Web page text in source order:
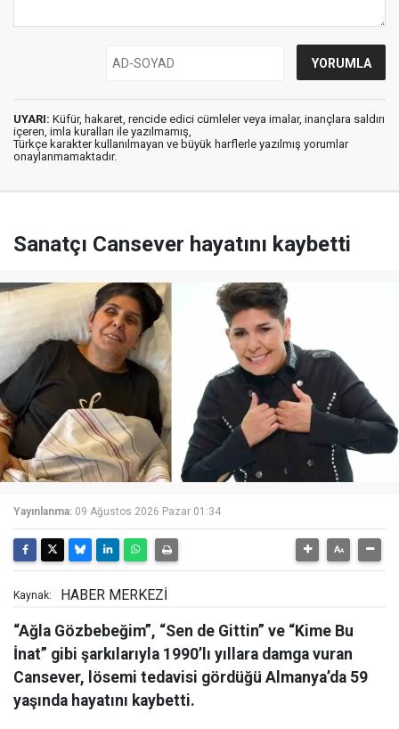
UYARI: Küfür, hakaret, rencide edici cümleler veya imalar, inançlara saldırı
içeren, imla kuralları ile yazılmamış,
Türkçe karakter kullanılmayan ve büyük harflerle yazılmış yorumlar
onaylanmamaktadır.
Sanatçı Cansever hayatını kaybetti
Yayınlanma: 09 Ağustos 2026 Pazar 01:34
Kaynak: HABER MERKEZİ
“Ağla Gözbebeğim”, “Sen de Gittin” ve “Kime Bu
İnat” gibi şarkılarıyla 1990’lı yıllara damga vuran
Cansever, lösemi tedavisi gördüğü Almanya’da 59
yaşında hayatını kaybetti.